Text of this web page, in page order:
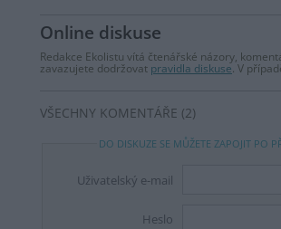
Online diskuse
Redakce Ekolistu vítá čtenářské názory,
zavazujete dodržovat pravidla diskuse. V
VŠECHNY KOMENTÁŘE (2)
DO DISKUZE SE MŮŽETE ZAPOJIT PO
Uživatelský e-mail
Heslo